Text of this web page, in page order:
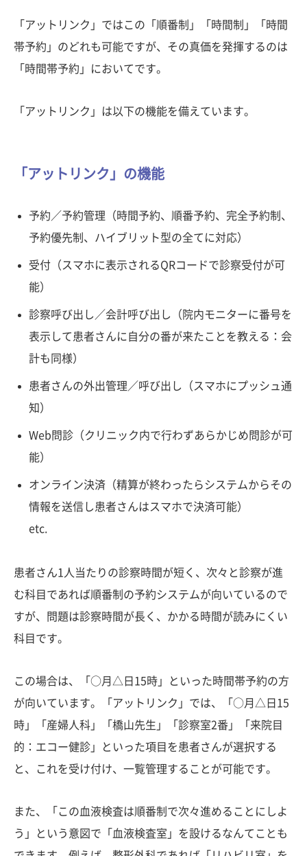
「アットリンク」ではこの「順番制」「時間制」「時間
帯予約」のどれも可能ですが、その真価を発揮するのは
「時間帯予約」においてです。
「アットリンク」は以下の機能を備えています。
「アットリンク」の機能
予約／予約管理（時間予約、順番予約、完全予約制、
予約優先制、ハイブリット型の全てに対応）
受付（スマホに表示されるQRコードで診察受付が可
能）
診察呼び出し／会計呼び出し（院内モニターに番号を
表示して患者さんに自分の番が来たことを教える：会
計も同様）
患者さんの外出管理／呼び出し（スマホにプッシュ通
知）
Web問診（クリニック内で行わずあらかじめ問診が可
能）
オンライン決済（精算が終わったらシステムからその
情報を送信し患者さんはスマホで決済可能）
etc.
患者さん1人当たりの診察時間が短く、次々と診察が進
む科目であれば順番制の予約システムが向いているので
すが、問題は診察時間が長く、かかる時間が読みにくい
科目です。
この場合は、「○月△日15時」といった時間帯予約の方
が向いています。「アットリンク」では、「○月△日15
時」「産婦人科」「橋山先生」「診察室2番」「来院目
的：エコー健診」といった項目を患者さんが選択する
と、これを受け付け、一覧管理することが可能です。
また、「この血液検査は順番制で次々進めることにしよ
う」という意図で「血液検査室」を設けるなんてことも